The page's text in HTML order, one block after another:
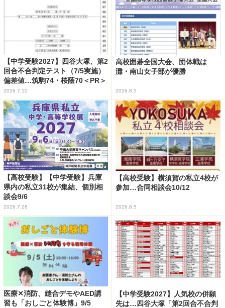
【中学受験2027】四谷大塚、第2
回合不合判定テスト（7/5実施）
偏差値…筑駒74・桜蔭70＜PR＞
2026.7.10
高校囲碁全国大会、団体戦は
灘・南山女子部が優勝
2026.8.5
【高校受験】【中学受験】兵庫
県内の私立31校が集結、個別相
談会9/6
2026.7.28
【高校受験】横須賀の私立4校が
参加…合同相談会10/12
2026.8.5
医療✕消防、縫合デモやAED講
習も「おしごと体験博」9/5
【中学受験2027】人気校の併願
先は…四谷大塚「第2回合不合判